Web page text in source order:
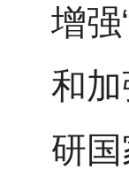
增强
和
研